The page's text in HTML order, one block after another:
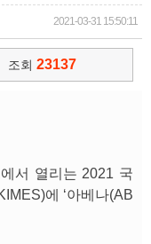
2021-03-31 15:50:11
조회 23137
서 열리는 2021 국
에 ‘아베나(AB